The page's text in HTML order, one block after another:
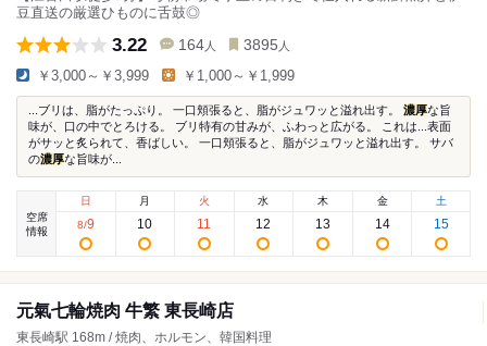
豆直送の厳選ひものに舌鼓◎
3.22 164 人 3895 人
￥3,000～￥3,999 ￥1,000～￥1,999
...ブリは、脂がたっぷり。 一口頬張ると、脂がジュワッと溢れ出す。 濃厚な旨
味が、口の中でとろける。 ブリ特有の甘みが、ふわっと広がる。 これは...表面
がサッと炙られて、香ばしい。 一口頬張ると、脂がジュワッと溢れ出す。 サバ
の濃厚な旨味が...
空席
情報
日
8/9
月
10
火
11
水
12
木
13
金
14
土
15
元氣七輪焼肉 牛繁 東長崎店
東長崎駅 168m / 焼肉、ホルモン、韓国料理